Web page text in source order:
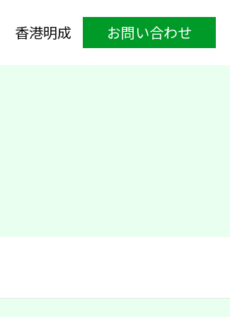
香港明成 お問い合わせ